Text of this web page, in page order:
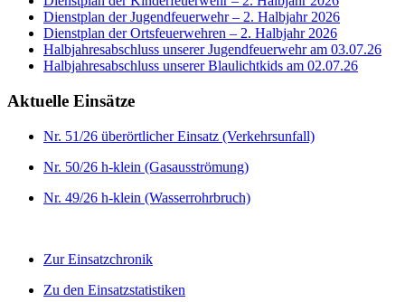
Dienstplan der Jugendfeuerwehr – 2. Halbjahr 2026
Dienstplan der Ortsfeuerwehren – 2. Halbjahr 2026
Halbjahresabschluss unserer Jugendfeuerwehr am 03.07.26
Halbjahresabschluss unserer Blaulichtkids am 02.07.26
Aktuelle Einsätze
Nr. 51/26 überörtlicher Einsatz (Verkehrsunfall)
Nr. 50/26 h-klein (Gasausströmung)
Nr. 49/26 h-klein (Wasserrohrbruch)
Zur Einsatzchronik
Zu den Einsatzstatistiken